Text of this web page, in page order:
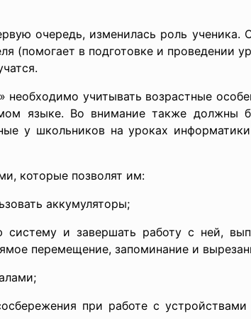
очередь, изменилась роль ученика.
(помогает в подготовке и проведении
учитывать возрастные
языке. Во внимание также должны
у школьников на уроках
которые позволят им:
аккумуляторы;
и завершать работу с ней,
перемещение, запоминание и
при работе с